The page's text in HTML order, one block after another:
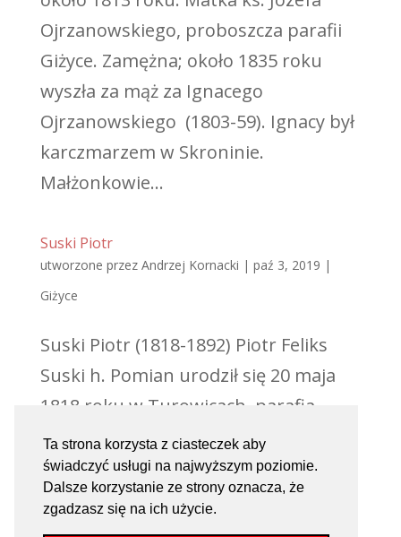
Ta strona korzysta z ciasteczek aby
świadczyć usługi na najwyższym poziomie.
Dalsze korzystanie ze strony oznacza, że
zgadzasz się na ich użycie.
Ojrzanowskiego, proboszcza parafii
Giżyce. Zamężna; około 1835 roku
wyszła za mąż za Ignacego
Ojrzanowskiego (1803-59). Ignacy był
karczmarzem w Skroninie.
Małżonkowie...
Suski Piotr
utworzone przez Andrzej Kornacki | paź 3, 2019 |
Giżyce
Suski Piotr (1818-1892) Piotr Feliks
Suski h. Pomian urodził się 20 maja
1818 roku w Turowicach, parafia
Jasieniec, pow. grójecki. Właściciel
dóbr Giżyce i Ruszki. Był synem
Wiktora i Anny Tąkiel h. Korczak.